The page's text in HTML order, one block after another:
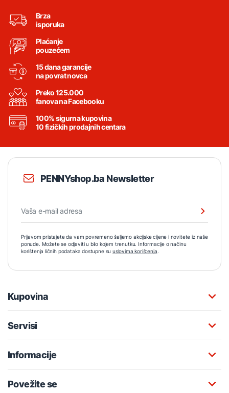
Brza
isporuka
Plaćanje
pouzećem
15 dana garancije
na povrat novca
Preko 125.000
fanova na Facebooku
100% sigurna kupovina
10 fizičkih prodajnih centara
PENNYshop.ba Newsletter
Prijavom pristajete da vam povremeno šaljemo akcijske cijene i novitete iz naše
ponude. Možete se odjaviti u bilo kojem trenutku. Informacije o načinu
korištenja ličnih podataka dostupne su uslovima korištenja.
Kupovina
Servisi
Informacije
Povežite se